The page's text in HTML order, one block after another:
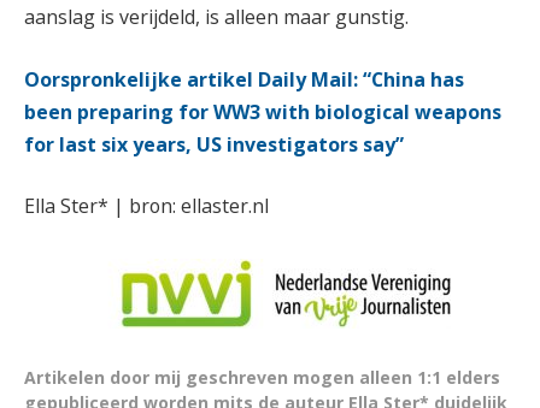
aanslag is verijdeld, is alleen maar gunstig.
Oorspronkelijke artikel Daily Mail: “China has
been preparing for WW3 with biological weapons
for last six years, US investigators say”
Ella Ster* | bron: ellaster.nl
Artikelen door mij geschreven mogen alleen 1:1 elders
gepubliceerd worden mits de auteur Ella Ster* duidelijk